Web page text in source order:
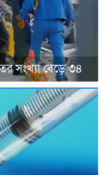
সংখ্যা বেড়ে ৩৪